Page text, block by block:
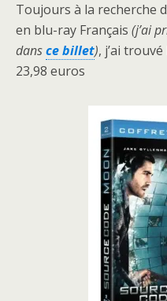
Toujours à la recherche
en blu-ray Français (j’ai
dansce billet), j’ai trouvé
23,98 euros